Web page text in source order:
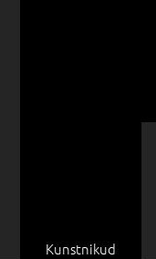
Kunstnikud